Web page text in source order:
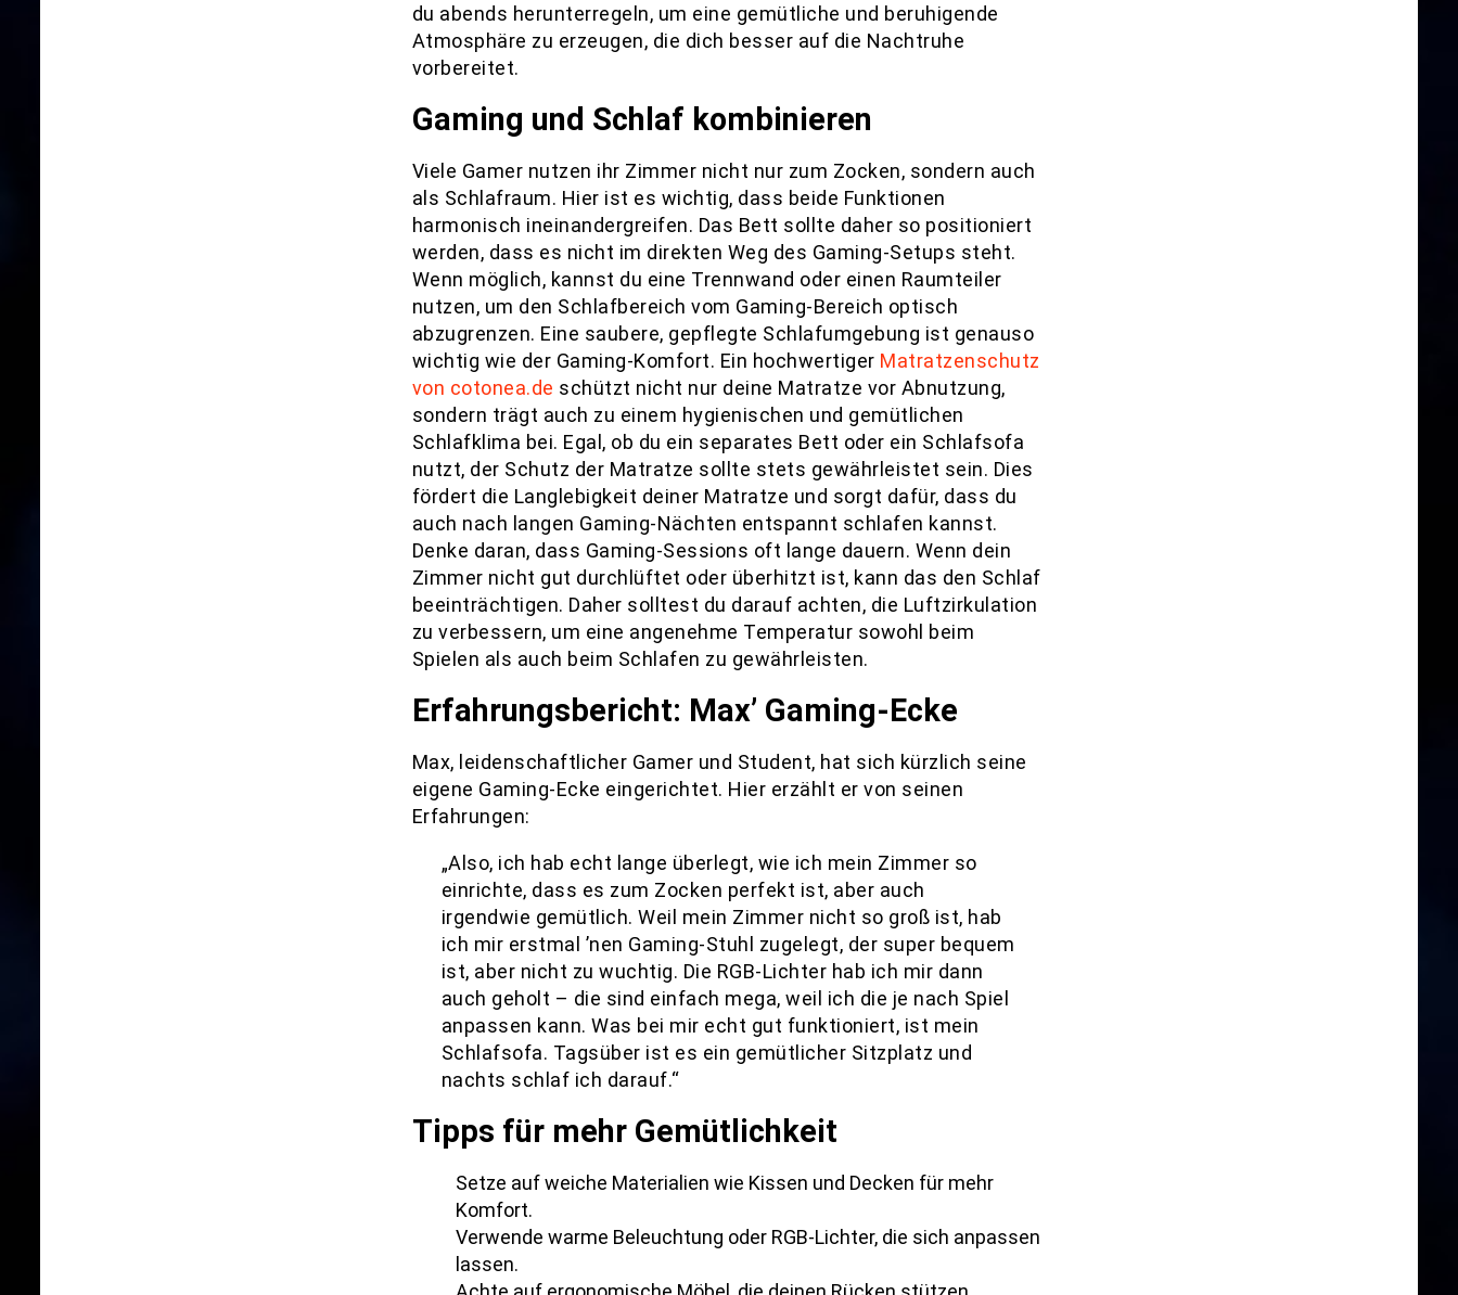
du abends herunterregeln, um eine gemütliche und beruhigende
Atmosphäre zu erzeugen, die dich besser auf die Nachtruhe
vorbereitet.
Gaming und Schlaf kombinieren
Viele Gamer nutzen ihr Zimmer nicht nur zum Zocken, sondern auch
als Schlafraum. Hier ist es wichtig, dass beide Funktionen
harmonisch ineinandergreifen. Das Bett sollte daher so positioniert
werden, dass es nicht im direkten Weg des Gaming-Setups steht.
Wenn möglich, kannst du eine Trennwand oder einen Raumteiler
nutzen, um den Schlafbereich vom Gaming-Bereich optisch
abzugrenzen. Eine saubere, gepflegte Schlafumgebung ist genauso
wichtig wie der Gaming-Komfort. Ein hochwertiger Matratzenschutz
von cotonea.de schützt nicht nur deine Matratze vor Abnutzung,
sondern trägt auch zu einem hygienischen und gemütlichen
Schlafklima bei. Egal, ob du ein separates Bett oder ein Schlafsofa
nutzt, der Schutz der Matratze sollte stets gewährleistet sein. Dies
fördert die Langlebigkeit deiner Matratze und sorgt dafür, dass du
auch nach langen Gaming-Nächten entspannt schlafen kannst.
Denke daran, dass Gaming-Sessions oft lange dauern. Wenn dein
Zimmer nicht gut durchlüftet oder überhitzt ist, kann das den Schlaf
beeinträchtigen. Daher solltest du darauf achten, die Luftzirkulation
zu verbessern, um eine angenehme Temperatur sowohl beim
Spielen als auch beim Schlafen zu gewährleisten.
Erfahrungsbericht: Max’ Gaming-Ecke
Max, leidenschaftlicher Gamer und Student, hat sich kürzlich seine
eigene Gaming-Ecke eingerichtet. Hier erzählt er von seinen
Erfahrungen:
„Also, ich hab echt lange überlegt, wie ich mein Zimmer so
einrichte, dass es zum Zocken perfekt ist, aber auch
irgendwie gemütlich. Weil mein Zimmer nicht so groß ist, hab
ich mir erstmal ’nen Gaming-Stuhl zugelegt, der super bequem
ist, aber nicht zu wuchtig. Die RGB-Lichter hab ich mir dann
auch geholt – die sind einfach mega, weil ich die je nach Spiel
anpassen kann. Was bei mir echt gut funktioniert, ist mein
Schlafsofa. Tagsüber ist es ein gemütlicher Sitzplatz und
nachts schlaf ich darauf.“
Tipps für mehr Gemütlichkeit
Setze auf weiche Materialien wie Kissen und Decken für mehr
Komfort.
Verwende warme Beleuchtung oder RGB-Lichter, die sich anpassen
lassen.